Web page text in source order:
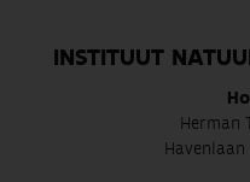
INSTITUUT
Herman
Havenlaan